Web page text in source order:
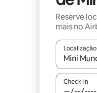
Reserve
mais no
Localização
Quando
Check-in